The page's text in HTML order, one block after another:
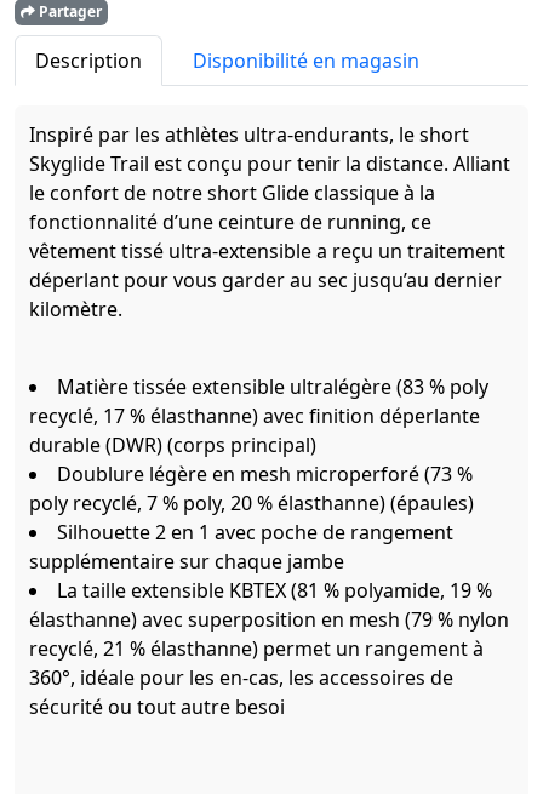
Partager
Description Disponibilité en magasin
Inspiré par les athlètes ultra-endurants, le short
Skyglide Trail est conçu pour tenir la distance. Alliant
le confort de notre short Glide classique à la
fonctionnalité d’une ceinture de running, ce
vêtement tissé ultra-extensible a reçu un traitement
déperlant pour vous garder au sec jusqu’au dernier
kilomètre.
Matière tissée extensible ultralégère (83 % poly
recyclé, 17 % élasthanne) avec finition déperlante
durable (DWR) (corps principal)
Doublure légère en mesh microperforé (73 %
poly recyclé, 7 % poly, 20 % élasthanne) (épaules)
Silhouette 2 en 1 avec poche de rangement
supplémentaire sur chaque jambe
La taille extensible KBTEX (81 % polyamide, 19 %
élasthanne) avec superposition en mesh (79 % nylon
recyclé, 21 % élasthanne) permet un rangement à
360°, idéale pour les en-cas, les accessoires de
sécurité ou tout autre besoi